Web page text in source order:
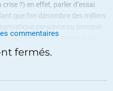
?) en effet, parler d’essai
que l’on dénombre des milliers
personne ou presque
presque c’est un manque de
le biais du métier : actuaire,
plus impartiaux et moins
commentaires
fermés.